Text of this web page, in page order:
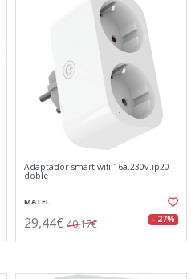
Adaptador smart wifi 16a.230v.ip20
doble
MATEL
29,44€ 40,17€ - 27%